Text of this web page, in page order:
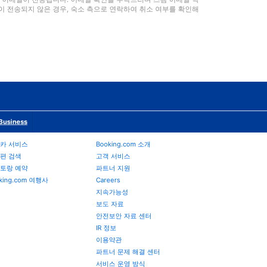
전송되지 않은 경우, 숙소 측으로 연락하여 취소 여부를 확인해
서비스
검색
랑 예약
여행사
Booking.com 소개
고객 서비스
파트너 지원
Careers
지속가능성
보도 자료
안전보안 자료 센터
IR 정보
이용약관
파트너 문제 해결 센터
서비스 운영 방식